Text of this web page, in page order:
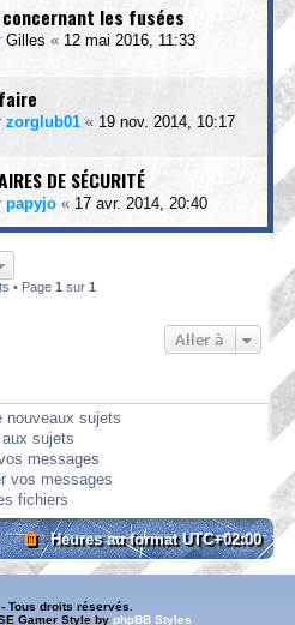
les fusées
Gilles « 12 mai 2016, 11:33
zorglub01 « 19 nov. 2014, 10:17
DE SÉCURITÉ
papyjo « 17 avr. 2014, 20:40
• Page 1 sur 1
Aller à
nouveaux sujets
aux sujets
messages
vos messages
fichiers
Heures au formatUTC+02:00
Tous droits réservés.
Gamer Style by phpBB Styles